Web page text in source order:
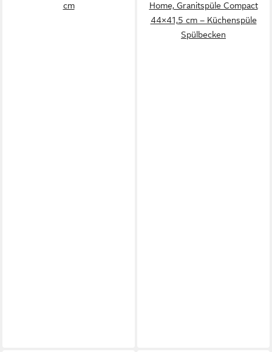
cm
Home, Granitspüle Compact
44×41,5 cm – Küchenspüle
Spülbecken